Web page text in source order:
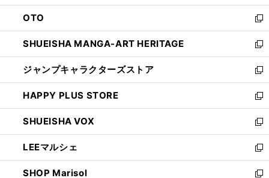
ウ
で
開
く
ン
ド
ウ
で
開
く
OTO
新
し
い
ウ
ィ
ン
ド
ウ
で
開
く
SHUEISHA MANGA-ART HERITAGE
新
し
い
ウ
ィ
ン
ド
ウ
で
開
く
ジャンプキャラクターズストア
新
し
い
ウ
ィ
ン
ド
ウ
で
HAPPY PLUS STORE
新
し
い
ウ
ィ
ン
ド
SHUEISHA VOX
新
し
い
ウ
ィ
LEEマルシェ
新
し
い
SHOP Marisol
新